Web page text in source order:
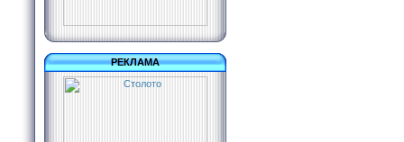
РЕКЛАМА